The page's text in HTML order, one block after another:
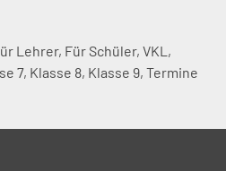
Lehrer, Für Schüler, VKL ,
7, Klasse 8, Klasse 9, Termine